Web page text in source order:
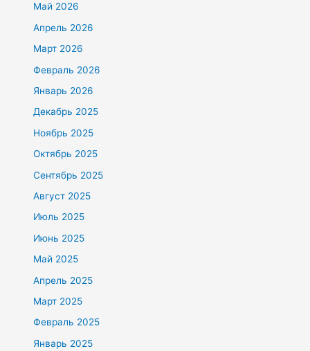
Май 2026
Апрель 2026
Март 2026
Февраль 2026
Январь 2026
Декабрь 2025
Ноябрь 2025
Октябрь 2025
Сентябрь 2025
Август 2025
Июль 2025
Июнь 2025
Май 2025
Апрель 2025
Март 2025
Февраль 2025
Январь 2025